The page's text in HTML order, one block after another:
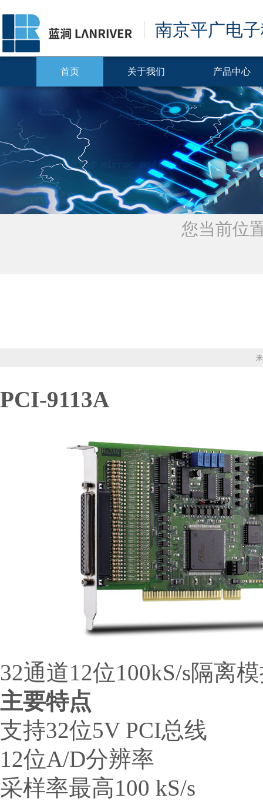
南京平广电
首页 关于我们 产品中心
您当前位
PCI-9113A
32通道12位100kS/s隔离
主要特点
支持32位5V PCI总线
12位A/D分辨率
采样率最高100 kS/s